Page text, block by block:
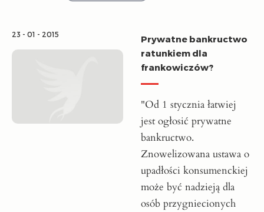
23 - 01 - 2015
Prywatne bankructwo
ratunkiem dla
frankowiczów?
"Od 1 stycznia łatwiej
jest ogłosić prywatne
bankructwo.
Znowelizowana ustawa o
upadłości konsumenckiej
może być nadzieją dla
osób przygniecionych